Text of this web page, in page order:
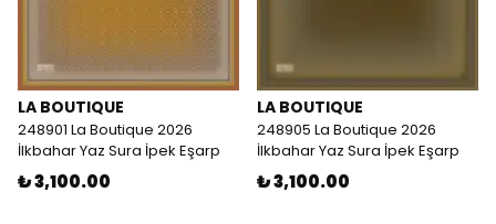
LA BOUTIQUE
248901 La Boutique 2026
İlkbahar Yaz Sura İpek Eşarp
₺ 3,100.00
LA BOUTIQUE
248905 La Boutique 2026
İlkbahar Yaz Sura İpek Eşarp
₺ 3,100.00